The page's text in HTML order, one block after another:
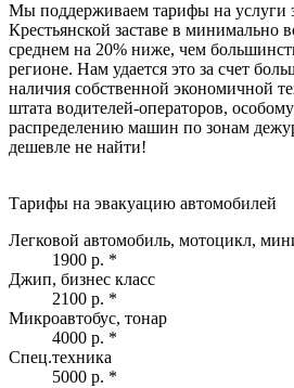
Мы поддерживаем тарифы на услуги
Крестьянской заставе в минимально
среднем на 20% ниже, чем
регионе. Нам удается это за счет
наличия собственной экономичной
штата водителей-операторов,
распределению машин по зонам
дешевле не найти!
Тарифы на эвакуацию автомобилей
Легковой автомобиль, мотоцикл,
1900 р. *
Джип, бизнес класс
2100 р. *
Микроавтобус, тонар
4000 р. *
Спец.техника
5000 р. *